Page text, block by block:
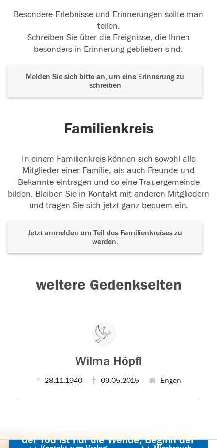
Besondere Erlebnisse und Erinnerungen sollte man
teilen.
Schreiben Sie über die Ereignisse, die Ihnen
besonders in Erinnerung geblieben sind.
Melden Sie sich bitte an, um eine Erinnerung zu
schreiben
Familienkreis
In einem Familienkreis können sich sowohl alle
Mitglieder einer Familie, als auch Freunde und
Bekannte eintragen und so eine Trauergemeinde
bilden. Bleiben Sie in Kontakt mit anderen Mitgliedern
und tragen Sie sich jetzt ganz bequem ein.
Jetzt anmelden um Teil des Familienkreises zu
werden.
weitere Gedenkseiten
Wilma Höpfl
28.11.1940 09.05.2015 Engen
der Tod ist nur die Wende, Beginn der